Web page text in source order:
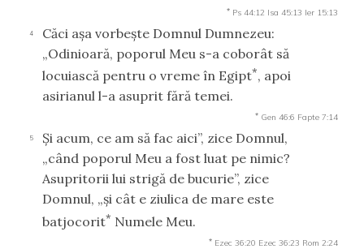
* Ps 44:12 Isa 45:13 Ier 15:13
4
Căci aşa vorbeşte Domnul Dumnezeu:
„Odinioară, poporul Meu s-a coborât să
locuiască pentru o vreme în Egipt*, apoi
asirianul l-a asuprit fără temei.
* Gen 46:6 Fapte 7:14
5
Şi acum, ce am să fac aici”, zice Domnul,
„când poporul Meu a fost luat pe nimic?
Asupritorii lui strigă de bucurie”, zice
Domnul, „şi cât e ziulica de mare este
batjocorit* Numele Meu.
* Ezec 36:20 Ezec 36:23 Rom 2:24